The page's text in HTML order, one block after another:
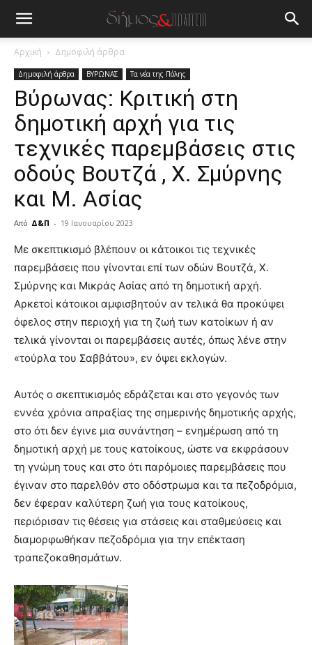
Αρχική Δημοφιλή άρθρα
Δημοφιλή άρθρα ΒΥΡΩΝΑΣ Τα νέα της Πόλης
Βύρωνας: Κριτική στη
δημοτική αρχή για τις
τεχνικές παρεμβάσεις στις
οδούς Βουτζά , Χ. Σμύρνης
και Μ. Ασίας
Από Δ&Π - 19 Ιανουαρίου 2023
blonde
lesbians
very
hot
cam
show.desi
xxx
lyons
you
the
meaning
of
pain.
pornhun
hd
porn
Με σκεπτικισμό βλέπουν οι κάτοικοι τις τεχνικές
παρεμβάσεις που γίνονται επί των οδών Βουτζά, Χ.
Σμύρνης και Μικράς Ασίας από τη δημοτική αρχή.
Αρκετοί κάτοικοι αμφισβητούν αν τελικά θα προκύψει
όφελος στην περιοχή για τη ζωή των κατοίκων ή αν
τελικά γίνονται οι παρεμβάσεις αυτές, όπως λένε στην
«τούρλα του Σαββάτου», εν όψει εκλογών.
Αυτός ο σκεπτικισμός εδράζεται και στο γεγονός των
εννέα χρόνια απραξίας της σημερινής δημοτικής αρχής,
στο ότι δεν έγινε μια συνάντηση – ενημέρωση από τη
δημοτική αρχή με τους κατοίκους, ώστε να εκφράσουν
τη γνώμη τους και στο ότι παρόμοιες παρεμβάσεις που
έγιναν στο παρελθόν στο οδόστρωμα και τα πεζοδρόμια,
δεν έφεραν καλύτερη ζωή για τους κατοίκους,
περιόρισαν τις θέσεις για στάσεις και σταθμεύσεις και
διαμορφωθήκαν πεζοδρόμια για την επέκταση
τραπεζοκαθησμάτων.